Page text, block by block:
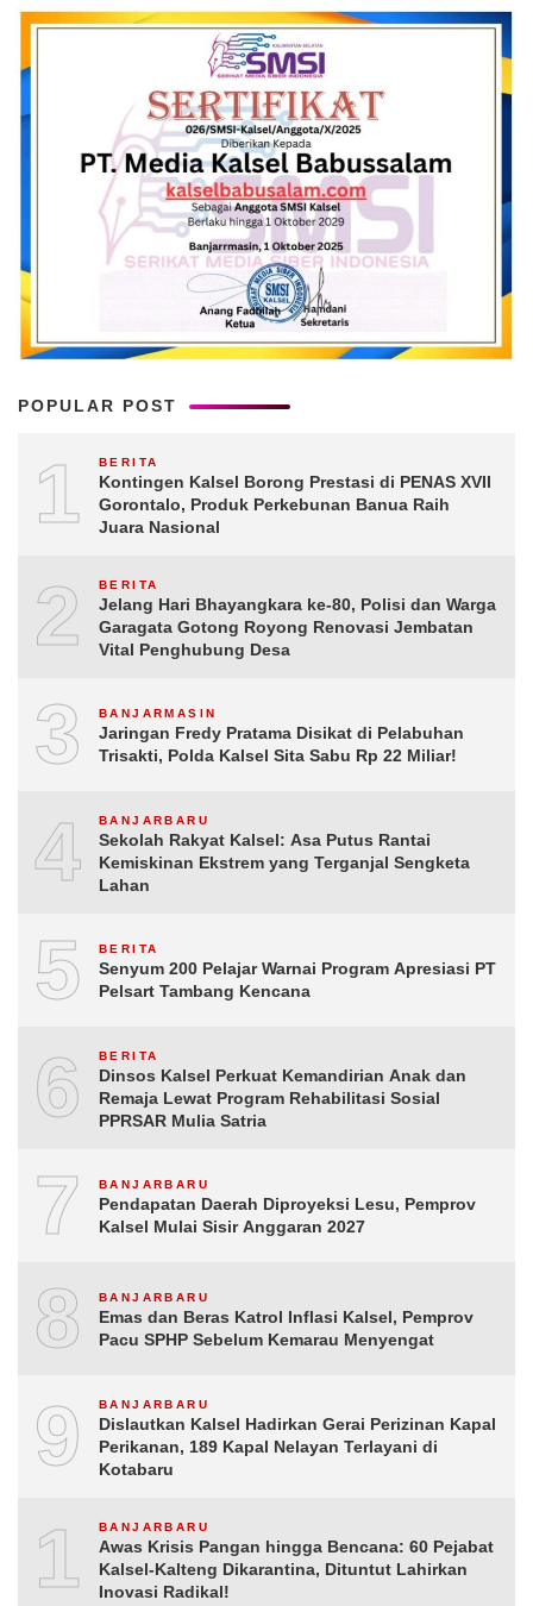
POPULAR POST
1 BERITA
Kontingen Kalsel Borong Prestasi di PENAS XVII
Gorontalo, Produk Perkebunan Banua Raih
Juara Nasional
2 BERITA
Jelang Hari Bhayangkara ke-80, Polisi dan Warga
Garagata Gotong Royong Renovasi Jembatan
Vital Penghubung Desa
3 BANJARMASIN
Jaringan Fredy Pratama Disikat di Pelabuhan
Trisakti, Polda Kalsel Sita Sabu Rp 22 Miliar!
4 BANJARBARU
Sekolah Rakyat Kalsel: Asa Putus Rantai
Kemiskinan Ekstrem yang Terganjal Sengketa
Lahan
5 BERITA
Senyum 200 Pelajar Warnai Program Apresiasi PT
Pelsart Tambang Kencana
6 BERITA
Dinsos Kalsel Perkuat Kemandirian Anak dan
Remaja Lewat Program Rehabilitasi Sosial
PPRSAR Mulia Satria
7 BANJARBARU
Pendapatan Daerah Diproyeksi Lesu, Pemprov
Kalsel Mulai Sisir Anggaran 2027
8 BANJARBARU
Emas dan Beras Katrol Inflasi Kalsel, Pemprov
Pacu SPHP Sebelum Kemarau Menyengat
9 BANJARBARU
Dislautkan Kalsel Hadirkan Gerai Perizinan Kapal
Perikanan, 189 Kapal Nelayan Terlayani di
Kotabaru
10BANJARBARU
Awas Krisis Pangan hingga Bencana: 60 Pejabat
Kalsel-Kalteng Dikarantina, Dituntut Lahirkan
Inovasi Radikal!